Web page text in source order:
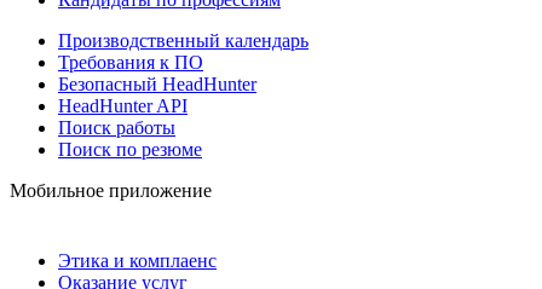
Производственный календарь
Требования к ПО
Безопасный HeadHunter
HeadHunter API
Поиск работы
Поиск по резюме
Мобильное приложение
Этика и комплаенс
Оказание услуг